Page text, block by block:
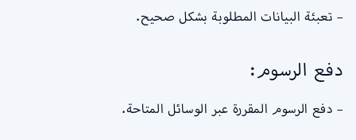
– تعبئة البيانات المطلوبة بشكل صحيح.
دفع الرسوم:
– دفع الرسوم المقررة عبر الوسائل المتاحة.